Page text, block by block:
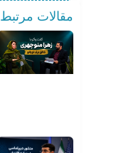
مقالات مرتبط